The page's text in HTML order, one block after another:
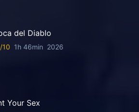
del Diablo
1h 46min 2026
Your Sex